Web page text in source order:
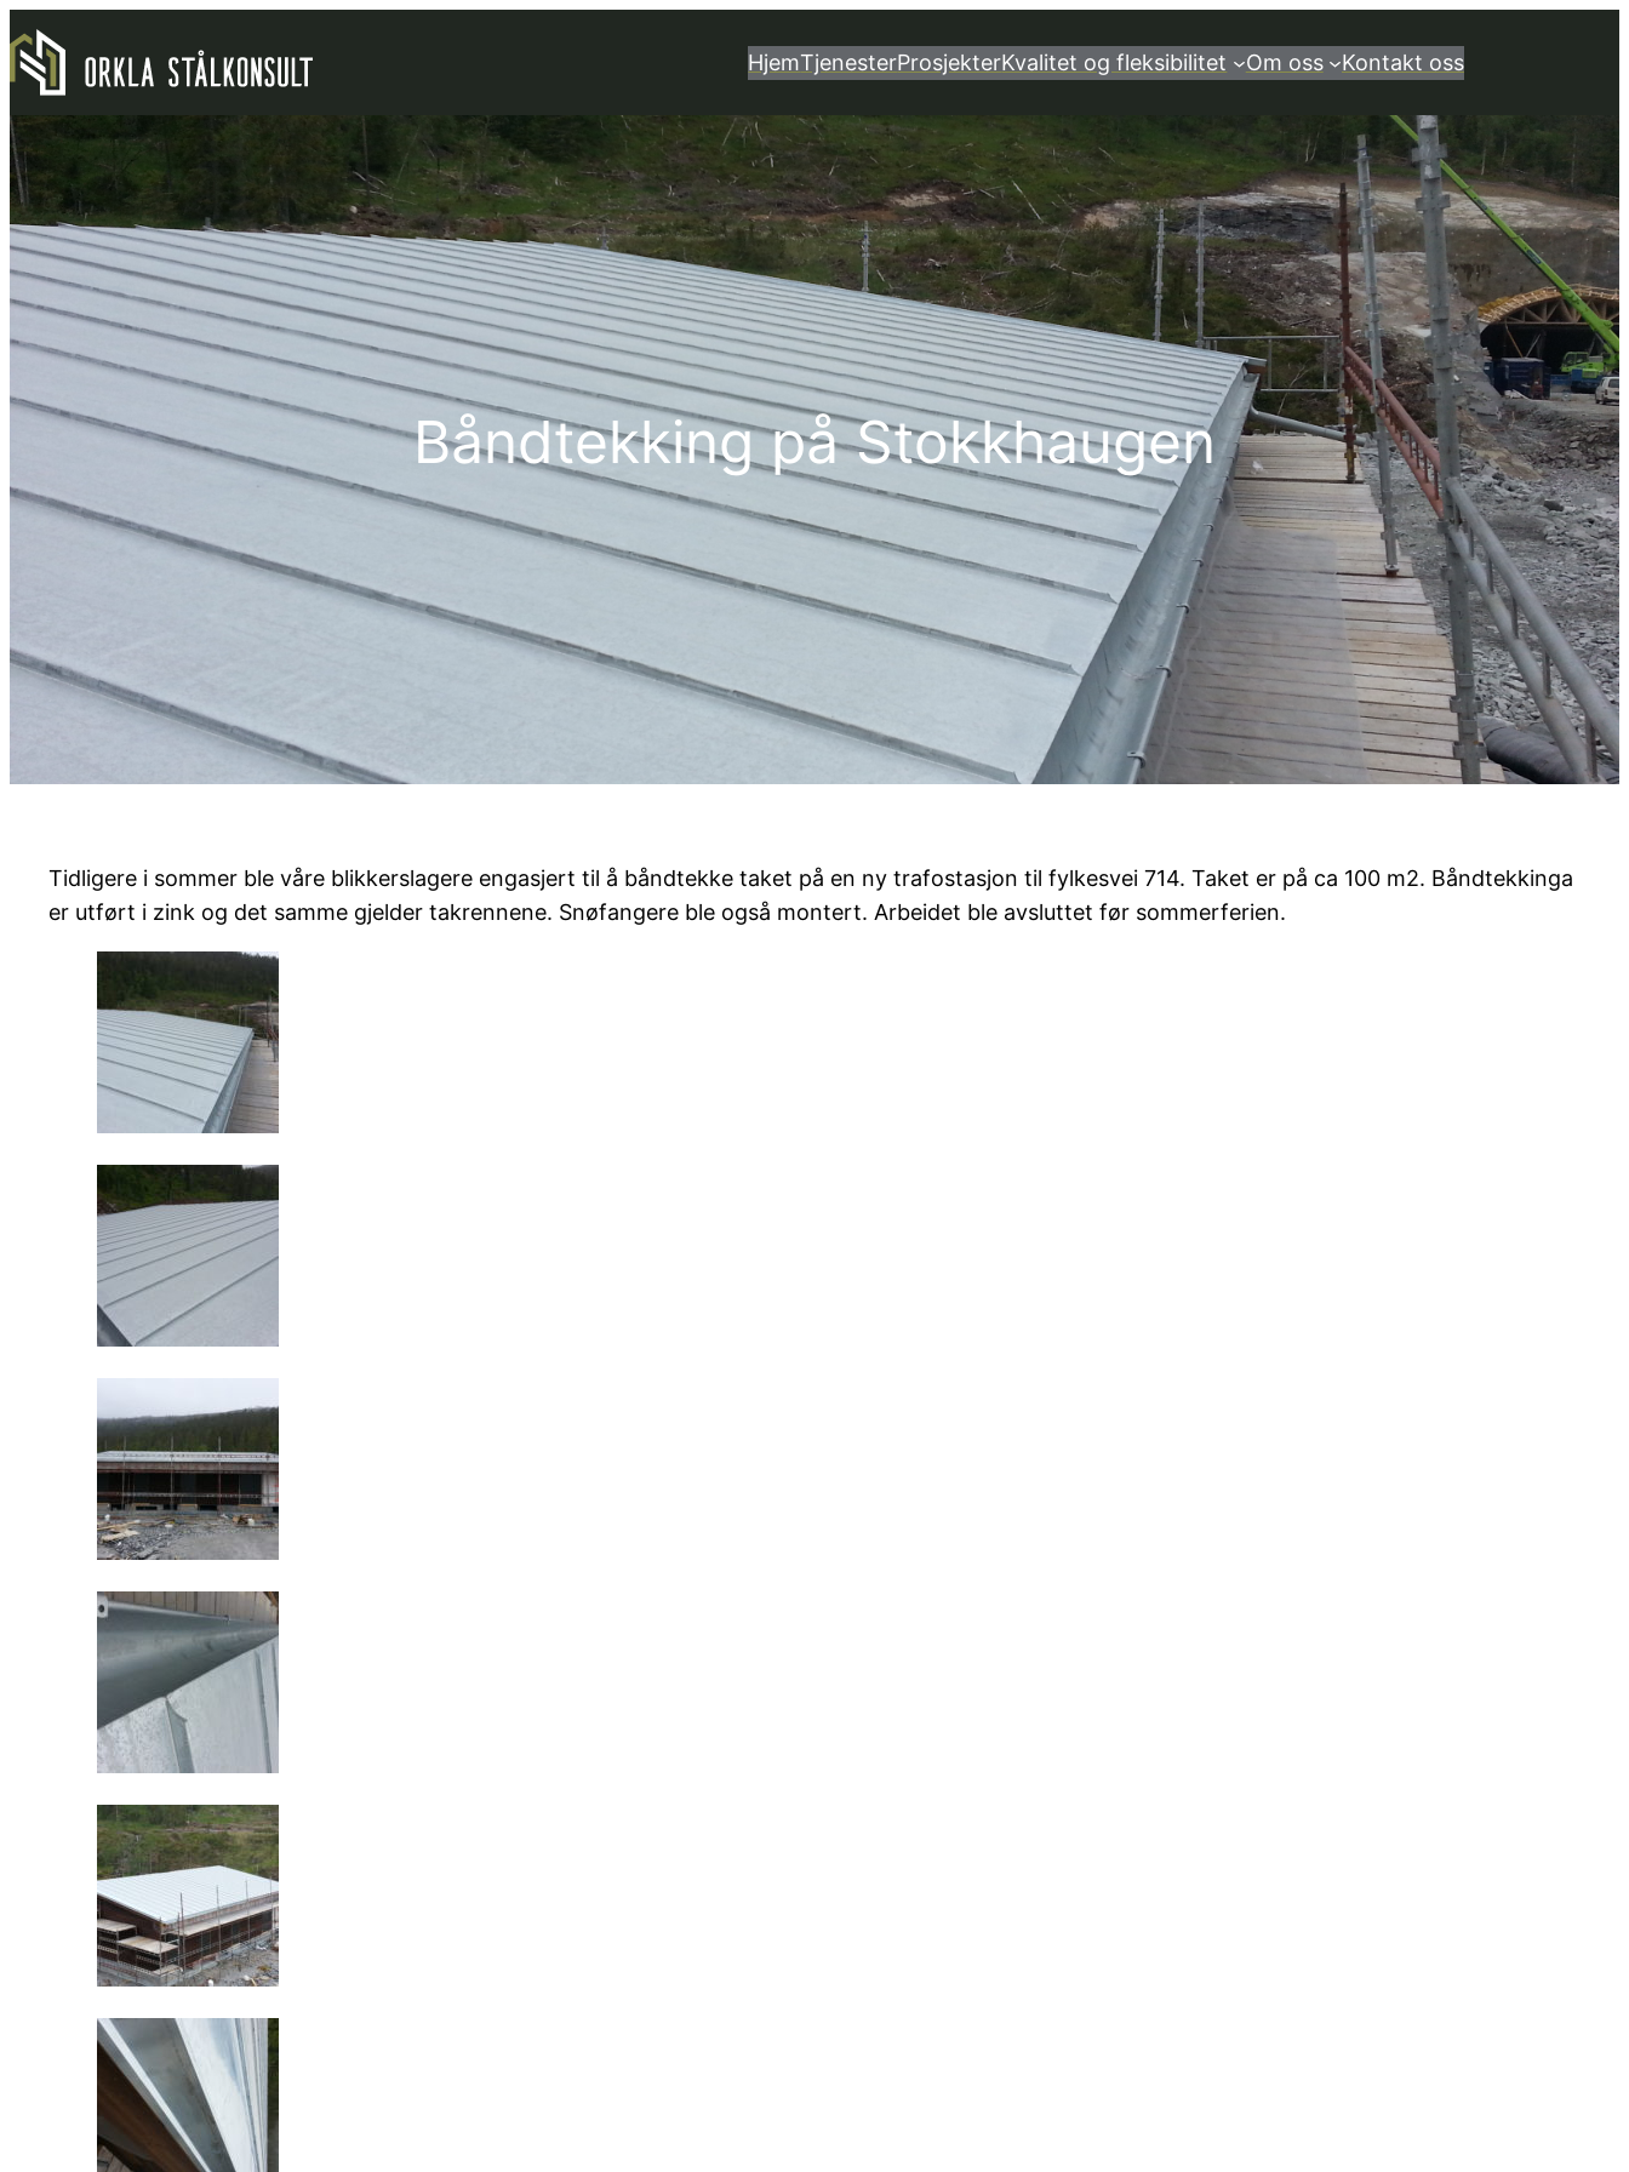
Hopp
til
innhold
HjemTjenesterProsjekterKvalitet og fleksibilitet Om oss Kontakt oss
Båndtekking på Stokkhaugen
Tidligere i sommer ble våre blikkerslagere engasjert til å båndtekke taket på en ny trafostasjon til fylkesvei 714. Taket er på ca 100 m2. Båndtekkinga
er utført i zink og det samme gjelder takrennene. Snøfangere ble også montert. Arbeidet ble avsluttet før sommerferien.